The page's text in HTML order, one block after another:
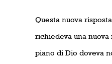
Questa nuova
richiedeva una nuova
piano di Dio doveva